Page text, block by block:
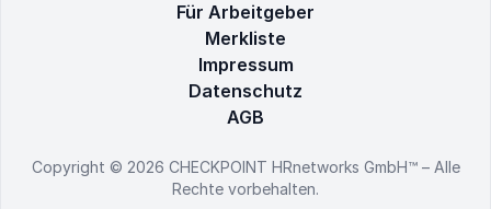
Für Arbeitgeber
Merkliste
Impressum
Datenschutz
AGB
Copyright © 2026 CHECKPOINT HRnetworks GmbH™ – Alle
Rechte vorbehalten.